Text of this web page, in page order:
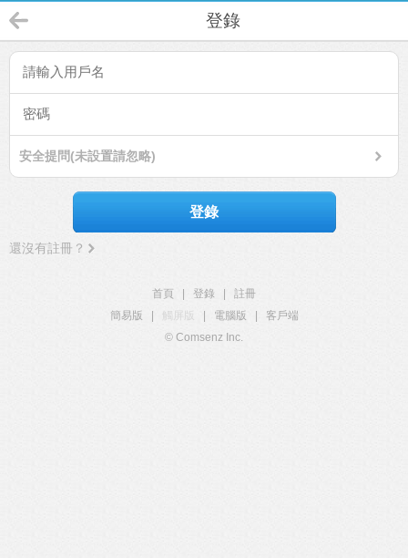
登錄
安全提問(未設置請忽略)
登錄
還沒有註冊？
首頁 登錄
註冊
簡易版
觸屏版 電腦版
客戶端
© Comsenz Inc.